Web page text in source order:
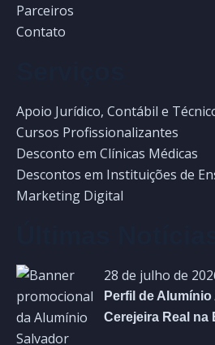
Parceiros
Contato
Apoio Jurídico, Contábil e
Cursos Profissionalizantes
Desconto em Clínicas Médicas
Descontos em Instituições de
Marketing Digital
28 de julho de
Perfil de
Cerejeira Real na